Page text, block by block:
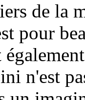
de la
pour
n'est